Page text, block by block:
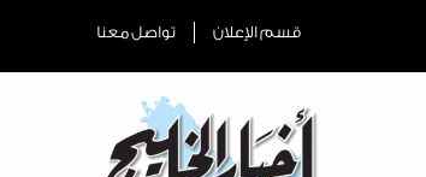
قسم الإعلان تواصل معنا